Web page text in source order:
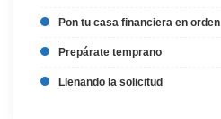
Pon tu casa financiera en orden
Prepárate temprano
Llenando la solicitud